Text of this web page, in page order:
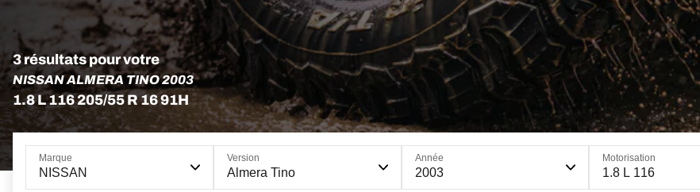
3 résultats pour votre
NISSAN ALMERA TINO 2003
1.8 L 116 205/55 R 16 91H
Marque
NISSAN
Version
Almera Tino
Année
2003
Motorisation
1.8 L 116